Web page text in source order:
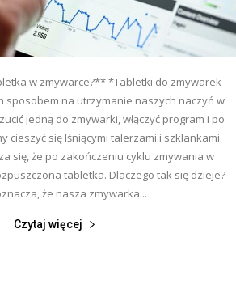
w zmywarce?** *Tabletki do zmywarek
sposobem na utrzymanie naszych naczyń w
jedną do zmywarki, włączyć program i po
cieszyć się lśniącymi talerzami i szklankami.
się, że po zakończeniu cyklu zmywania w
tabletka. Dlaczego tak się dzieje?
że nasza zmywarka...
Czytaj więcej